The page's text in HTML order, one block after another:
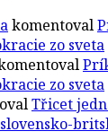
komentoval
zo sveta
zo sveta
Třicet